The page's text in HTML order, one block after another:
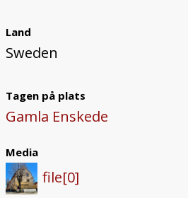
Land
Sweden
Tagen på plats
Gamla Enskede
Media
file[0]